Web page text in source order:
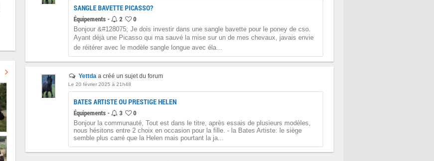
SANGLE BAVETTE PICASSO?
Équipements - 2 0
Bonjour &#128075; Je dois investir dans une sangle bavette pour le poney de cso.
Ayant déjà une Picasso qui ma sauvé la mise sur un de mes chevaux, javais envie
de réitérer avec le modèle sangle longue avec éla...
Yettda a créé un sujet du forum
Le 20 février 2025 à 21h48
BATES ARTISTE OU PRESTIGE HELEN
Équipements - 3 0
Bonjour la communauté, Tout est dans le titre, après essais de plusieurs modèles,
nous hésitons entre 2 choix en occasion pour la fille. - la Bates Artiste: le siège
semble plus carré que la Helen mais pourtant la ja...